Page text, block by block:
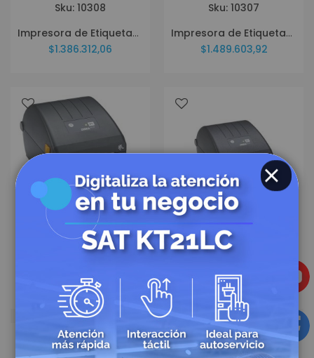
Sku: 10308
Impresora de Etiquetas Zebra ZD220 USB DT ZD22042-D01G00EZ
$1.386.312,06
Sku: 10307
Impresora de Etiquetas Zebra ZD220 ZD22042-T01G00EZ
$1.489.603,92
Sku: 10424
$1.831.667,04
Sku: 10306
$1.574.836,62
CERRAR